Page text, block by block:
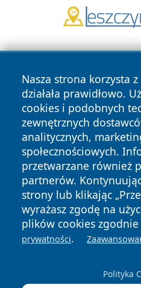
Nasza strona korzysta
działała prawidłowo.
cookies i podobnych
zewnętrznych
analitycznych,
społecznościowych.
przetwarzane również
partnerów.
strony lub klikając
wyrażasz zgodę na
plików cookies zgodnie
prywatności.
Polityka
Copyright © 2026
zastrzeżone.
News Autorzy
Polityka